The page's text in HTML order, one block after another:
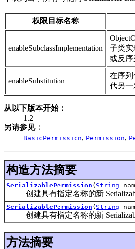
权限目标名称
enableSubclassImplementation
子类实
或反序
enableSubstitution
在序列
代另一
从以下版本开始：
1.2
另请参见：
BasicPermission, Permission,
构造方法摘要
SerializablePermission ( String
创建具有指定名称的新
SerializablePermission ( String
创建具有指定名称的新
方法摘要